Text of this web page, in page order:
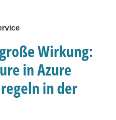
Wirkung:
in Azure
in der